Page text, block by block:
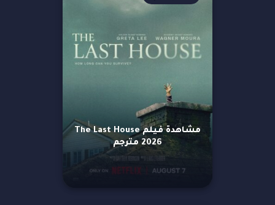
مشاهدة فيلم The Last House
2026 مترجم